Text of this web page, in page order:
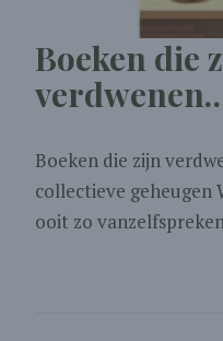
Boeken die
Boeken die zijn
collectieve geheugen
ooit zo